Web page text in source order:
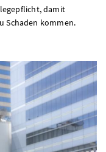
damit
Schaden kommen.